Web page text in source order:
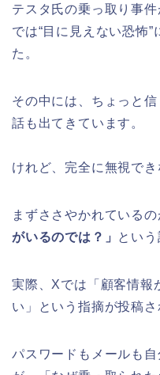
テスタ氏の乗っ取り事
では“目に見えない恐怖
た。
その中には、ちょっと
話も出てきています。
けれど、完全に無視でき
まずささやかれているの
がいるのでは？」 という
実際、Xでは「顧客情報
い」という指摘が投稿さ
パスワードもメールも